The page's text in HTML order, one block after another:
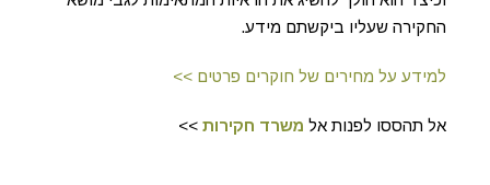
החקירה שעליו ביקשתם מידע.
למידע על מחירים של חוקרים פרטים >>
אל תהססו לפנות אל משרד חקירות >>